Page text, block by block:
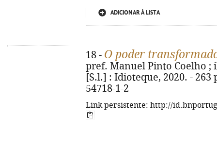
ADICIONAR À LISTA
18 - O poder
pref. Manuel Pinto Coelho ;
[S.l.] : Idioteque, 2020. - 263
54718-1-2
Link persistente: http://